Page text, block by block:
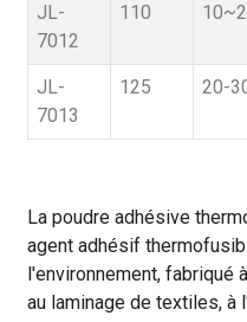
JL-
7012
110
JL-
7013
125 20-
La poudre adhésive
agent adhésif
l'environnement, fabriqué
au laminage de textiles, à